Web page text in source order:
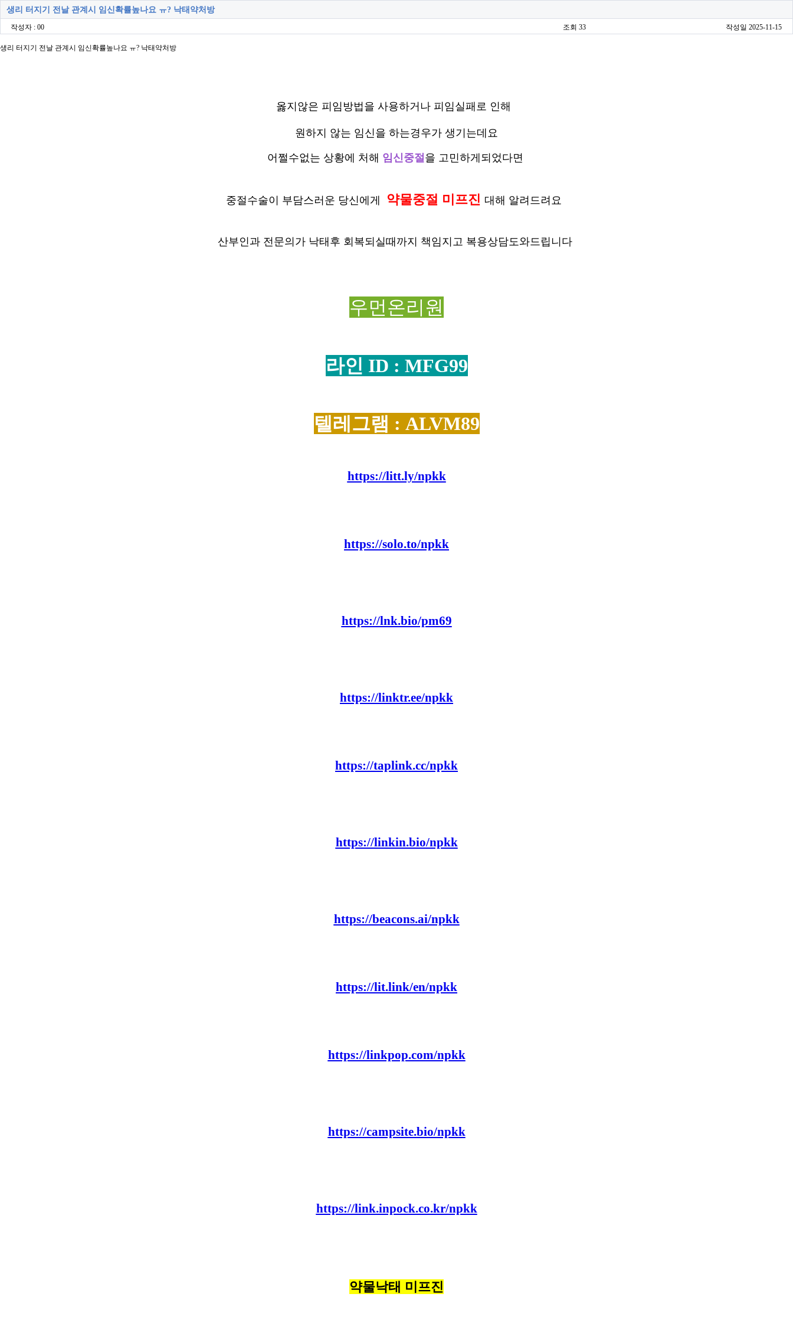
생리 터지기 전날 관계시 임신확률높나요 ㅠ? 낙­태약처방
작성자 : 00 조회 33 작성일 2025-11-15
생리 터지기 전날 관계시 임신확률높나요 ㅠ? 낙­태약처방
옳지않은 피임방법을 사용하거나 피임실패로 인해
원하지 않는 임신을 하는경우가 생기는데요
어쩔수없는 상황에 처해 임신중절을 고민하게되었다면
중절수술이 부담스러운 당신에게 약물중절 미프진 대해 알려드려요
산부인과 전문의가 낙태후 회복되실때까지 책임지고 복용상담도와드립니다
우먼온리원
라인 ID : MFG99
텔레그램 : ALVM89
https://litt.ly/npkk
https://solo.to/npkk
https://lnk.bio/pm69
https://linktr.ee/npkk
https://taplink.cc/npkk
https://linkin.bio/npkk
https://beacons.ai/npkk
https://lit.link/en/npkk
https://linkpop.com/npkk
https://campsite.bio/npkk
https://link.inpock.co.kr/npkk
약물낙태 미프진